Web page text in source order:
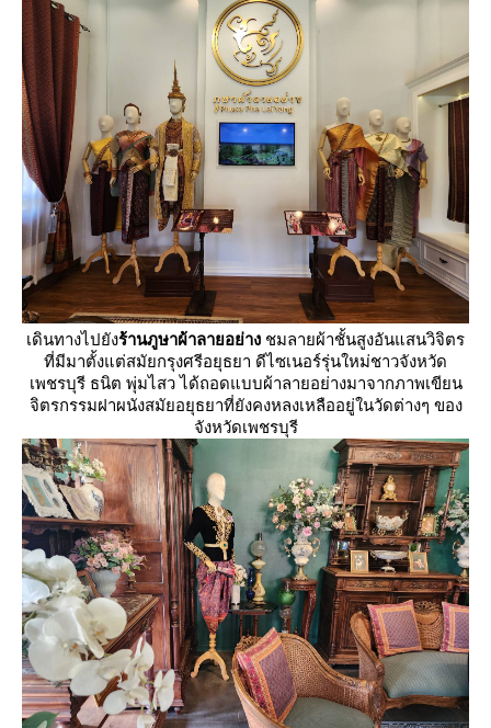
เดินทางไปยังร้านภูษาผ้าลายอย่าง ชมลายผ้าชั้นสูงอันแสนวิจิตร
ที่มีมาตั้งแต่สมัยกรุงศรีอยุธยา ดีไซเนอร์รุ่นใหม่ชาวจังหวัด
เพชรบุรี ธนิต พุ่มไสว ได้ถอดแบบผ้าลายอย่างมาจากภาพเขียน
จิตรกรรมฝาผนังสมัยอยุธยาที่ยังคงหลงเหลืออยู่ในวัดต่างๆ ของ
จังหวัดเพชรบุรี